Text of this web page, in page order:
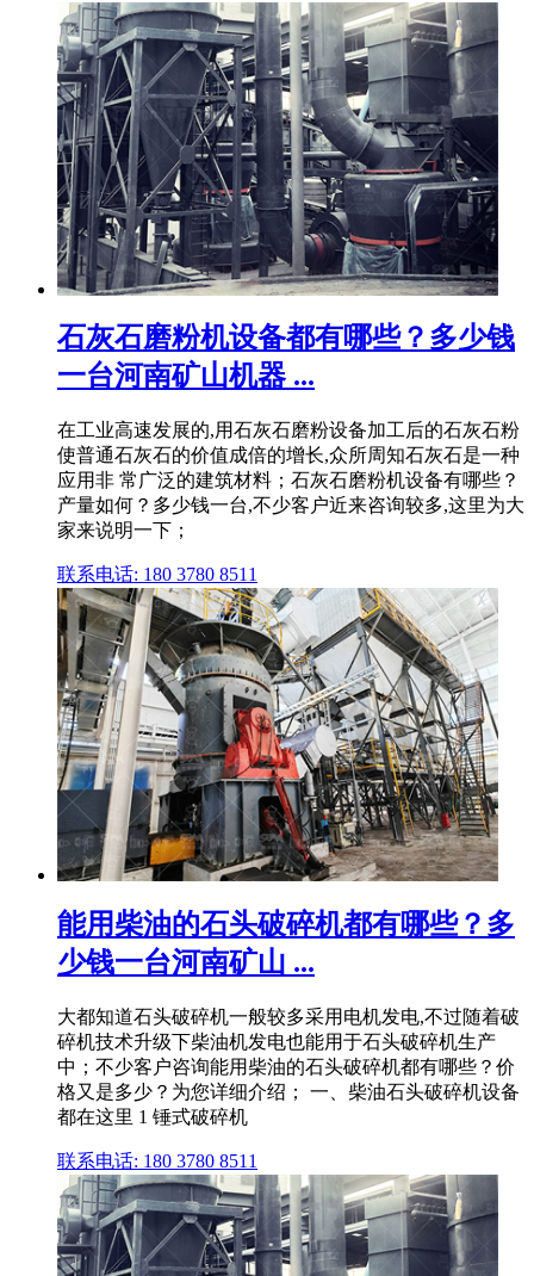
石灰石磨粉机设备都有哪些？多少钱
一台河南矿山机器 ...
在工业高速发展的,用石灰石磨粉设备加工后的石灰石粉
使普通石灰石的价值成倍的增长,众所周知石灰石是一种
应用非 常广泛的建筑材料；石灰石磨粉机设备有哪些？
产量如何？多少钱一台,不少客户近来咨询较多,这里为大
家来说明一下；
联系电话: 180 3780 8511
能用柴油的石头破碎机都有哪些？多
少钱一台河南矿山 ...
大都知道石头破碎机一般较多采用电机发电,不过随着破
碎机技术升级下柴油机发电也能用于石头破碎机生产
中；不少客户咨询能用柴油的石头破碎机都有哪些？价
格又是多少？为您详细介绍； 一、柴油石头破碎机设备
都在这里 1 锤式破碎机
联系电话: 180 3780 8511